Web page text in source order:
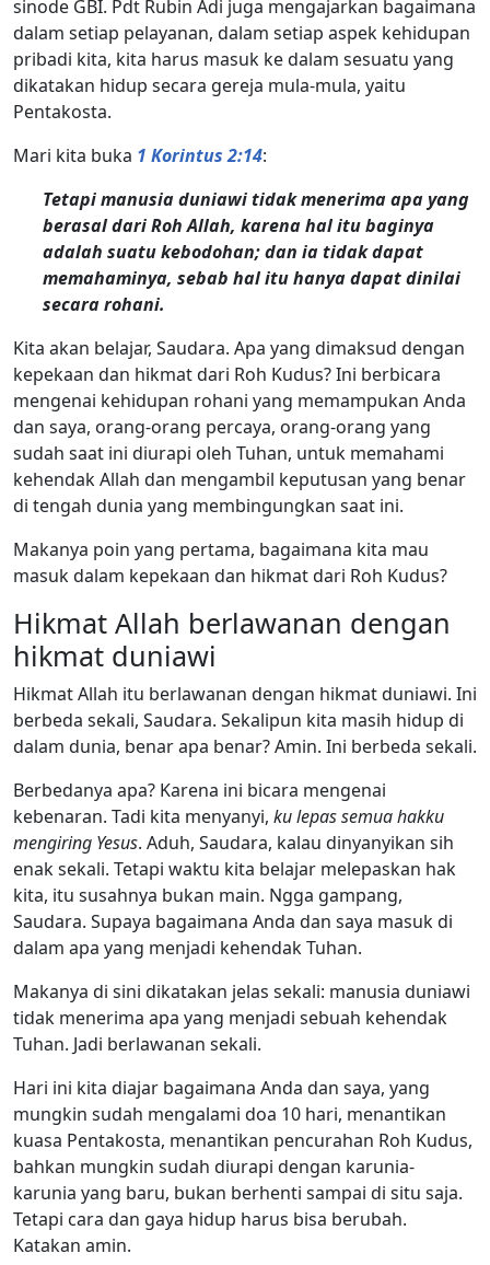
sinode GBI. Pdt Rubin Adi juga mengajarkan bagaimana
dalam setiap pelayanan, dalam setiap aspek kehidupan
pribadi kita, kita harus masuk ke dalam sesuatu yang
dikatakan hidup secara gereja mula-mula, yaitu
Pentakosta.
Mari kita buka 1 Korintus 2:14:
Tetapi manusia duniawi tidak menerima apa yang
berasal dari Roh Allah, karena hal itu baginya
adalah suatu kebodohan; dan ia tidak dapat
memahaminya, sebab hal itu hanya dapat dinilai
secara rohani.
Kita akan belajar, Saudara. Apa yang dimaksud dengan
kepekaan dan hikmat dari Roh Kudus? Ini berbicara
mengenai kehidupan rohani yang memampukan Anda
dan saya, orang-orang percaya, orang-orang yang
sudah saat ini diurapi oleh Tuhan, untuk memahami
kehendak Allah dan mengambil keputusan yang benar
di tengah dunia yang membingungkan saat ini.
Makanya poin yang pertama, bagaimana kita mau
masuk dalam kepekaan dan hikmat dari Roh Kudus?
Hikmat Allah berlawanan dengan
hikmat duniawi
Hikmat Allah itu berlawanan dengan hikmat duniawi. Ini
berbeda sekali, Saudara. Sekalipun kita masih hidup di
dalam dunia, benar apa benar? Amin. Ini berbeda sekali.
Berbedanya apa? Karena ini bicara mengenai
kebenaran. Tadi kita menyanyi, ku lepas semua hakku
mengiring Yesus. Aduh, Saudara, kalau dinyanyikan sih
enak sekali. Tetapi waktu kita belajar melepaskan hak
kita, itu susahnya bukan main. Ngga gampang,
Saudara. Supaya bagaimana Anda dan saya masuk di
dalam apa yang menjadi kehendak Tuhan.
Makanya di sini dikatakan jelas sekali: manusia duniawi
tidak menerima apa yang menjadi sebuah kehendak
Tuhan. Jadi berlawanan sekali.
Hari ini kita diajar bagaimana Anda dan saya, yang
mungkin sudah mengalami doa 10 hari, menantikan
kuasa Pentakosta, menantikan pencurahan Roh Kudus,
bahkan mungkin sudah diurapi dengan karunia-
karunia yang baru, bukan berhenti sampai di situ saja.
Tetapi cara dan gaya hidup harus bisa berubah.
Katakan amin.